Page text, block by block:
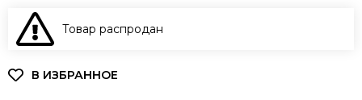
Товар распродан